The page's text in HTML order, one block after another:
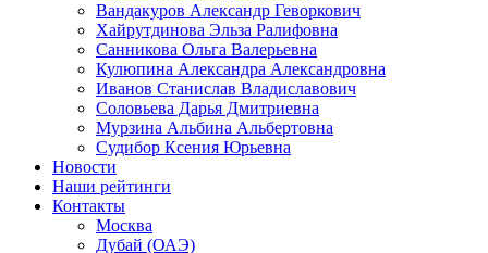
Вандакуров Александр Геворкович
Хайрутдинова Эльза Ралифовна
Санникова Ольга Валерьевна
Кулюпина Александра Александровна
Иванов Станислав Владиславович
Соловьева Дарья Дмитриевна
Мурзина Альбина Альбертовна
Судибор Ксения Юрьевна
Новости
Наши рейтинги
Контакты
Москва
Дубай (ОАЭ)